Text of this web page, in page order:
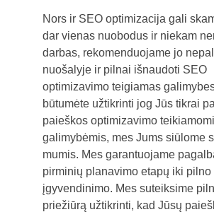
Nors ir SEO optimizacija gali
dar vienas nuobodus ir niekam
darbas, rekomenduojame jo
nuošalyje ir pilnai išnaudoti SEO
optimizavimo teigiamas
būtumėte užtikrinti jog Jūs tikrai
paieškos optimizavimo
galimybėmis, mes Jums siūlome
mumis. Mes garantuojame
pirminių planavimo etapų iki pilno
įgyvendinimo. Mes suteiksime
priežiūrą užtikrinti, kad Jūsų